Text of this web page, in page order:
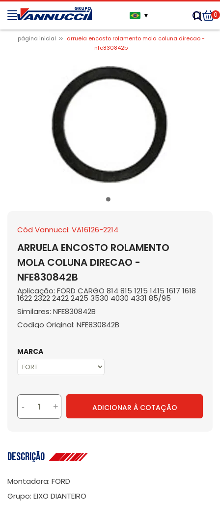
▼ 0
página inicial
arruela encosto rolamento mola coluna direcao -
nfe830842b
Cód Vannucci: VA16126-2214
ARRUELA ENCOSTO ROLAMENTO
MOLA COLUNA DIRECAO -
NFE830842B
Aplicação: FORD CARGO 814 815 1215 1415 1617 1618
1622 2322 2422 2425 3530 4030 4331 85/95
Similares: NFE830842B
Codigo Original: NFE830842B
MARCA
- + ADICIONAR À COTAÇÃO
Descrição
Montadora: FORD
Grupo: EIXO DIANTEIRO